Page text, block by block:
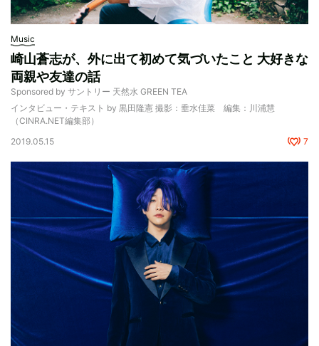
Music
崎山蒼志が、外に出て初めて気づいたこと 大好きな
両親や友達の話
Sponsored by サントリー 天然水 GREEN TEA
インタビュー・テキスト by 黒田隆憲 撮影：垂水佳菜 編集：川浦慧
（CINRA.NET編集部）
2019.05.15
7